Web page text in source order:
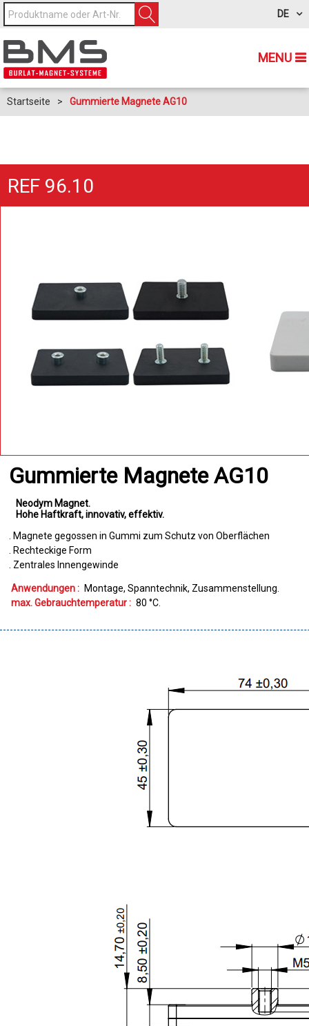
MENU
DE
Startseite > Gummierte Magnete AG10
REF 96.10
Gummierte Magnete AG10
Neodym Magnet
Hohe Haftkraft innovativ effektiv
. Magnete gegossen in Gummi zum Schutz von Oberflächen
. Rechteckige Form
. Zentrales Innengewinde
Anwendungen : Montage Spanntechnik Zusammenstellung
max. Gebrauchtemperatur : 80 °C